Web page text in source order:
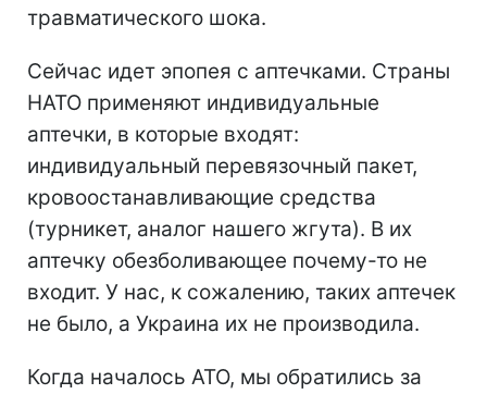
травматического шока.
Сейчас идет эпопея с аптечками. Страны
НАТО применяют индивидуальные
аптечки, в которые входят:
индивидуальный перевязочный пакет,
кровоостанавливающие средства
(турникет, аналог нашего жгута). В их
аптечку обезболивающее почему-то не
входит. У нас, к сожалению, таких аптечек
не было, а Украина их не производила.
Когда началось АТО, мы обратились за